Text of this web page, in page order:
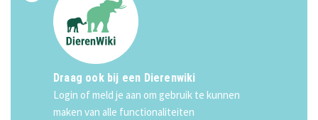
Draag ook bij een Dierenwiki
Login of meld je aan om gebruik te kunnen
maken van alle functionaliteiten